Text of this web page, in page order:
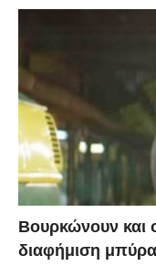
Βουρκώνουν και
διαφήμιση